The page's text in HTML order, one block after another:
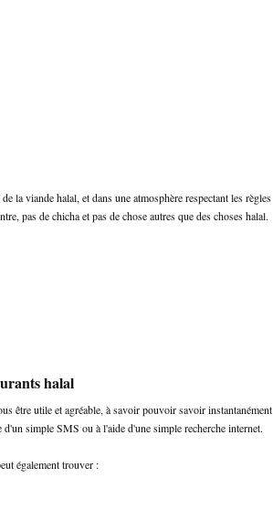
la viande halal, et dans une atmosphère respectant les règles
pas de chicha et pas de chose autres que des choses halal.
halal
être utile et agréable, à savoir pouvoir savoir instantanément
simple SMS ou à l'aide d'une simple recherche internet.
également trouver :